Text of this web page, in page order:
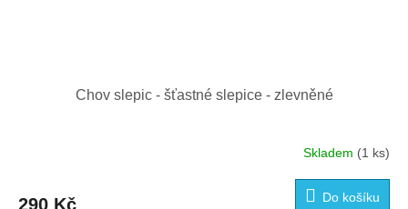
Chov slepic - šťastné slepice - zlevněné
Skladem (1 ks)
290 Kč Do košíku